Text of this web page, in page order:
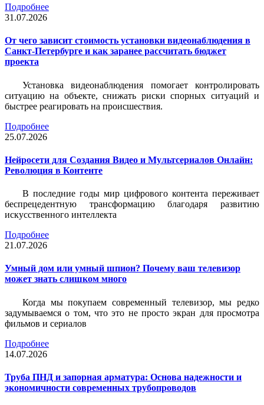
Подробнее
31.07.2026
От чего зависит стоимость установки видеонаблюдения в
Санкт-Петербурге и как заранее рассчитать бюджет
проекта
Установка видеонаблюдения помогает контролировать
ситуацию на объекте, снижать риски спорных ситуаций и
быстрее реагировать на происшествия.
Подробнее
25.07.2026
Нейросети для Создания Видео и Мультсериалов Онлайн:
Революция в Контенте
В последние годы мир цифрового контента переживает
беспрецедентную трансформацию благодаря развитию
искусственного интеллекта
Подробнее
21.07.2026
Умный дом или умный шпион? Почему ваш телевизор
может знать слишком много
Когда мы покупаем современный телевизор, мы редко
задумываемся о том, что это не просто экран для просмотра
фильмов и сериалов
Подробнее
14.07.2026
Труба ПНД и запорная арматура: Основа надежности и
экономичности современных трубопроводов